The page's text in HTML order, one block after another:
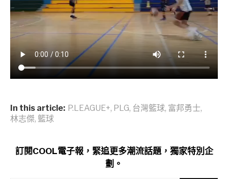
In this article: P.LEAGUE+, PLG, 台灣籃球, 富邦勇士,
林志傑, 籃球
訂閱COOL電子報，緊追更多潮流話題，獨家特別企
劃。